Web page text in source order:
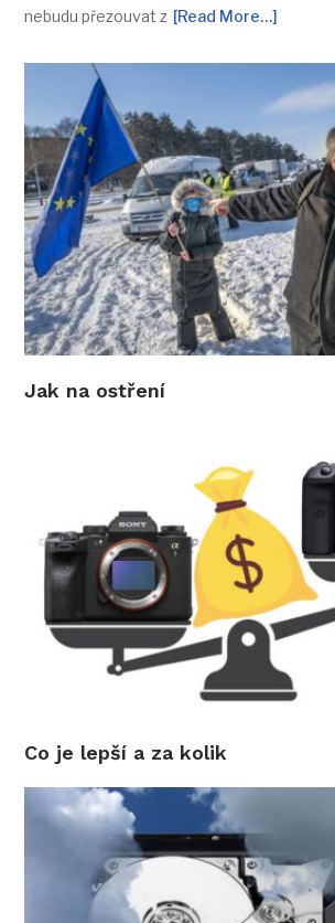
nebudu přezouvat z [Read More…]
Jak na ostření
Co je lepší a za kolik